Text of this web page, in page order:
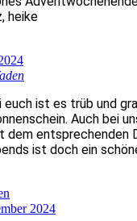
heike
euch ist es trüb und
Auch bei
dem entsprechenden
ist doch ein
2024